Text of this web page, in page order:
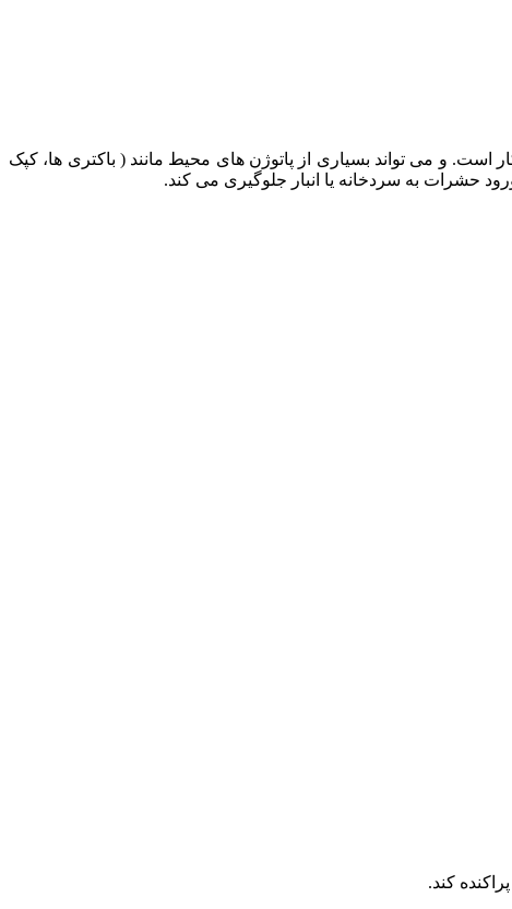
است. و می تواند بسیاری از پاتوژن های محیط مانند ( باکتری ها، کپک
حشرات به سردخانه یا انبار جلوگیری می کند.